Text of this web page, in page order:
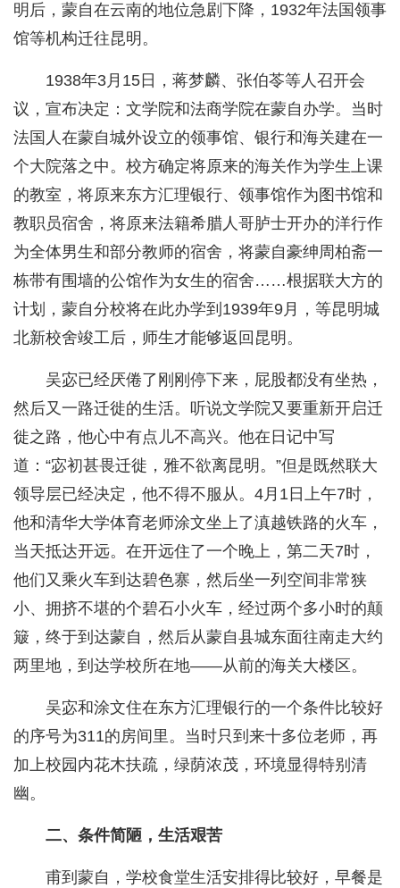
明后，蒙自在云南的地位急剧下降，1932年法国领事
馆等机构迁往昆明。
1938年3月15日，蒋梦麟、张伯苓等人召开会
议，宣布决定：文学院和法商学院在蒙自办学。当时
法国人在蒙自城外设立的领事馆、银行和海关建在一
个大院落之中。校方确定将原来的海关作为学生上课
的教室，将原来东方汇理银行、领事馆作为图书馆和
教职员宿舍，将原来法籍希腊人哥胪士开办的洋行作
为全体男生和部分教师的宿舍，将蒙自豪绅周柏斋一
栋带有围墙的公馆作为女生的宿舍……根据联大方的
计划，蒙自分校将在此办学到1939年9月，等昆明城
北新校舍竣工后，师生才能够返回昆明。
吴宓已经厌倦了刚刚停下来，屁股都没有坐热，
然后又一路迁徙的生活。听说文学院又要重新开启迁
徙之路，他心中有点儿不高兴。他在日记中写
道：“宓初甚畏迁徙，雅不欲离昆明。”但是既然联大
领导层已经决定，他不得不服从。4月1日上午7时，
他和清华大学体育老师涂文坐上了滇越铁路的火车，
当天抵达开远。在开远住了一个晚上，第二天7时，
他们又乘火车到达碧色寨，然后坐一列空间非常狭
小、拥挤不堪的个碧石小火车，经过两个多小时的颠
簸，终于到达蒙自，然后从蒙自县城东面往南走大约
两里地，到达学校所在地——从前的海关大楼区。
吴宓和涂文住在东方汇理银行的一个条件比较好
的序号为311的房间里。当时只到来十多位老师，再
加上校园内花木扶疏，绿荫浓茂，环境显得特别清
幽。
二、条件简陋，生活艰苦
甫到蒙自，学校食堂生活安排得比较好，早餐是